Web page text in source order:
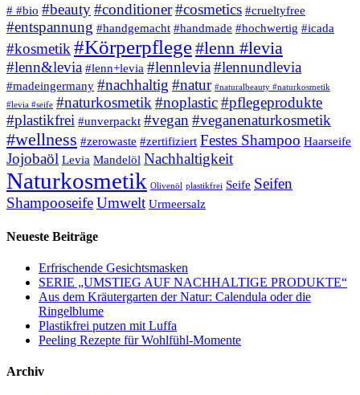
# #bio #beauty#conditioner#cosmetics #crueltyfree
#entspannung #handgemacht #handmade #hochwertig #icada
#kosmetik#Körperpflege#lenn #levia
#lenn&levia #lenn+levia #lennlevia#lennundlevia
#madeingermany #nachhaltig #natur #naturalbeauty #naturkosmetik
#levia #seife #naturkosmetik#noplastic#pflegeprodukte
#plastikfrei #unverpackt #vegan#veganenaturkosmetik
#wellness #zerowaste #zertifiziert Festes Shampoo Haarseife
Jojobaöl Levia Mandelöl Nachhaltigkeit
Naturkosmetik Olivenöl plastikfrei Seife Seifen
ShampooseifeUmwelt Urmeersalz
Neueste Beiträge
Erfrischende Gesichtsmasken
SERIE „UMSTIEG AUF NACHHALTIGE PRODUKTE“
Aus dem Kräutergarten der Natur: Calendula oder die
Ringelblume
Plastikfrei putzen mit Luffa
Peeling Rezepte für Wohlfühl-Momente
Archiv